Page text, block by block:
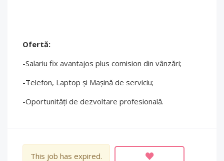
Ofertă:
-Salariu fix avantajos plus comision din vânzări;
-Telefon, Laptop și Mașină de serviciu;
-Oportunități de dezvoltare profesională.
This job has expired.